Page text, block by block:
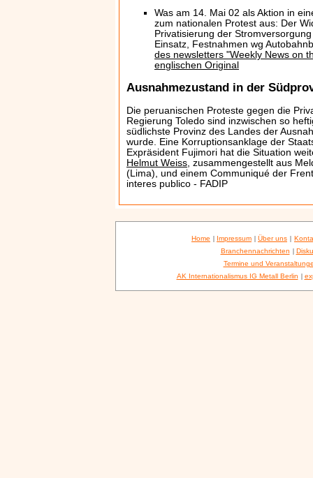
Was am 14. Mai 02 als Aktion in
zum nationalen Protest aus: Der
Privatisierung der
Einsatz, Festnahmen wg
des newsletters "Weekly News on
englischen Original
Ausnahmezustand in der
Die peruanischen Proteste gegen die
Regierung Toledo sind inzwischen so
südlichste Provinz des Landes der
wurde. Eine Korruptionsanklage der
Expräsident Fujimori hat die Situation
Helmut Weiss, zusammengestellt aus
(Lima), und einem Communiqué der
interes publico - FADIP
Home | Impressum | Über uns |
Branchennachrichten |
Termine und
AK Internationalismus IG Metall Berlin |